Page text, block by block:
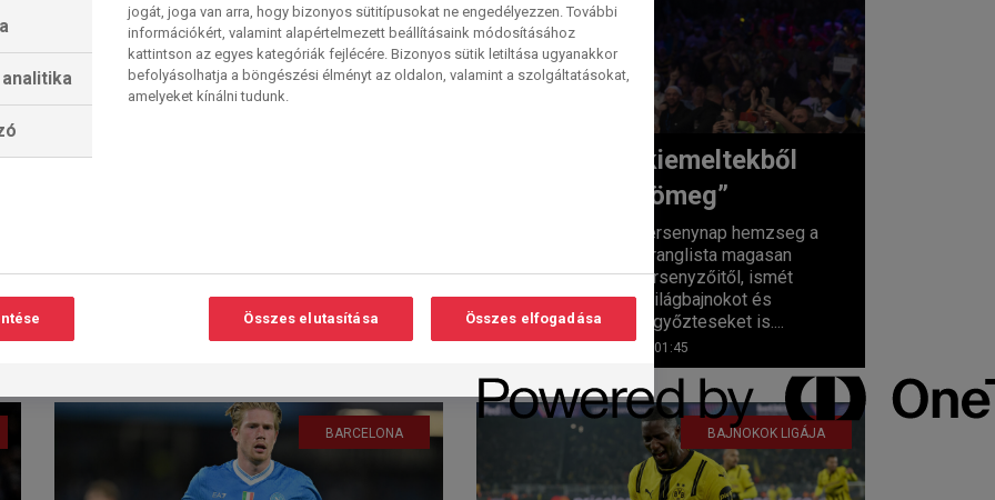
rájátszás-visszavágót élőben
közvetítjük. Kettőben effektíven,
egyben lényegében...
Most kiemeltekből
lesz „tömeg”
A hétfői versenynap hemzseg a
PDC-világranglista magasan
kiemelt versenyzőitől, ismét
láthatunk világbajnokot és
majortornagyőzteseket is....
2025. 12. 15. 01:45
BARCELONA BAJNOKOK LIGÁJA
jogát, joga van arra, hogy bizonyos sütitípusokat ne engedélyezzen. További
információkért, valamint alapértelmezett beállításaink módosításához
kattintson az egyes kategóriák fejlécére. Bizonyos sütik letiltása ugyanakkor
befolyásolhatja a böngészési élményt az oldalon, valamint a szolgáltatásokat,
amelyeket kínálni tudunk.
Összes elutasítása Összes elfogadása